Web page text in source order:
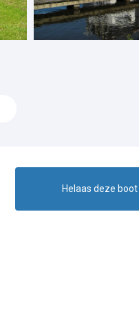
Helaas deze